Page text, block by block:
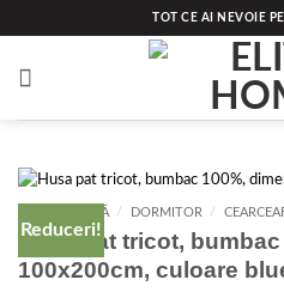
to
TOT CE AI NEVOIE
Reduceri!
PRIMA PAGINĂ / DORMITOR /
Husa pat tricot,
100x200cm, culoare